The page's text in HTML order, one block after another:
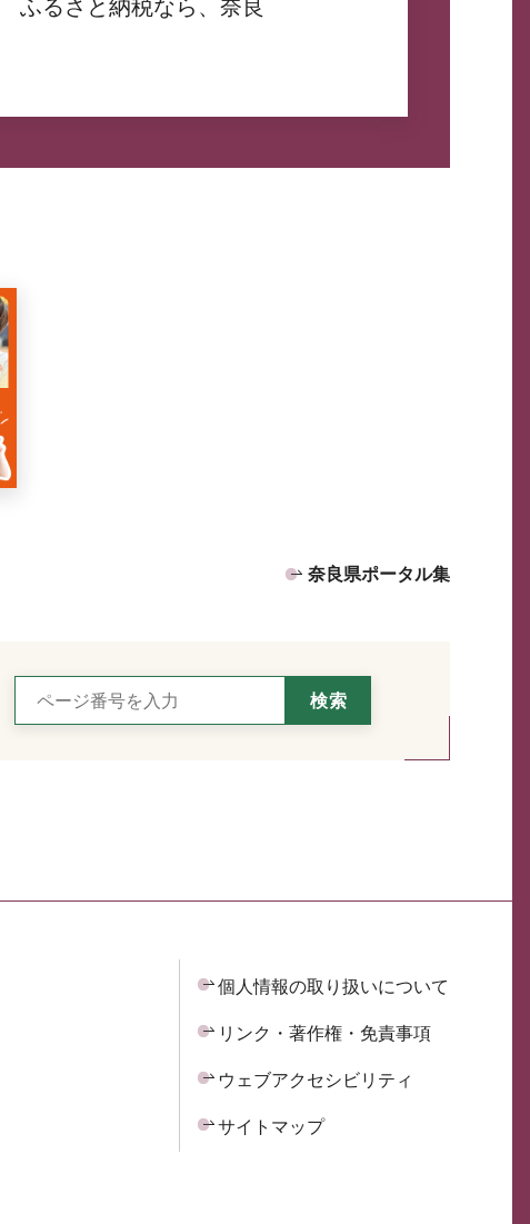
ふるさと納税なら、奈良
奈良県ポータル集
個人情報の取り扱いについて
リンク・著作権・免責事項
ウェブアクセシビリティ
サイトマップ